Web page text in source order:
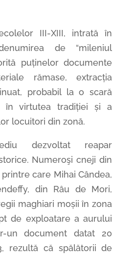
III-XIII, intrată în
de “mileniul
puținelor documente
rămase, extracția
probabil la o scară
în virtutea tradiției și a
locuitori din zonă.
dezvoltat reapar
Numeroşi cneji din
care Mihai Cândea,
din Râu de Mori,
maghiari moșii în zona
de exploatare a aurului
un document datat 20
rezultă că spălătorii de